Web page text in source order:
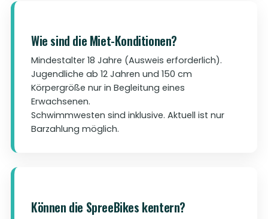
Wie sind die Miet-Konditionen?
Mindestalter 18 Jahre (Ausweis erforderlich).
Jugendliche ab 12 Jahren und 150 cm
Körpergröße nur in Begleitung eines
Erwachsenen.
Schwimmwesten sind inklusive. Aktuell ist nur
Barzahlung möglich.
Können die SpreeBikes kentern?